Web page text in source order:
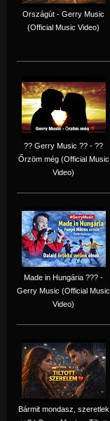
Országút - Gerry Music
(Official Music Video)
?? Gerry Music ?? - ??
Őrzöm még (Official Music
Video)
Made in Hungária ??? -
Gerry Music (Official Music
Video)
Bármit mondasz, szeretlek